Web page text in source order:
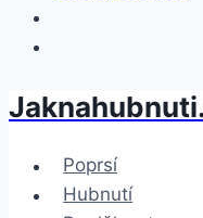
Přeskočit
obsah Poprsí
Hubnutí